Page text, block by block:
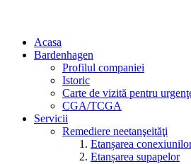
Acasa
Bardenhagen
Profilul companiei
Istoric
Carte de vizită pentru
CGA/TCGA
Servicii
Remediere neetanşeităţi
Etanșarea
Etanșarea supapelor